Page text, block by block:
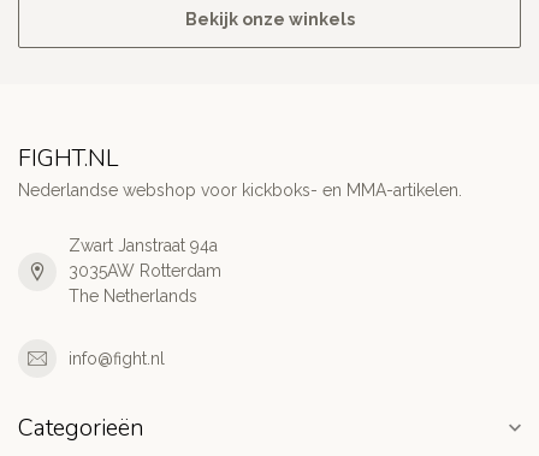
Bekijk onze winkels
FIGHT.NL
Nederlandse webshop voor kickboks- en MMA-artikelen.
Zwart Janstraat 94a
3035AW Rotterdam
The Netherlands
info@fight.nl
Categorieën